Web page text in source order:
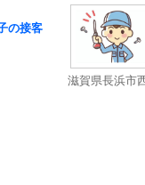
の接客
滋賀県長浜市